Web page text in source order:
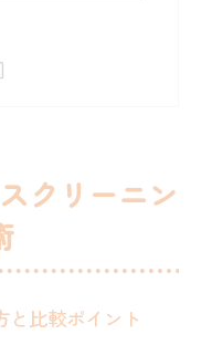
出張サービスの
ビス内容と利用
おすすめ利用タ
クリーニン
と比較ポイント